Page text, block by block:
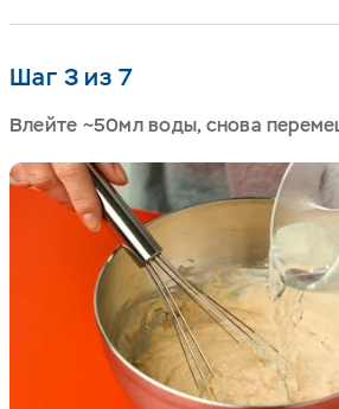
Шаг 3 из 7
Влейте ~50мл воды, снова